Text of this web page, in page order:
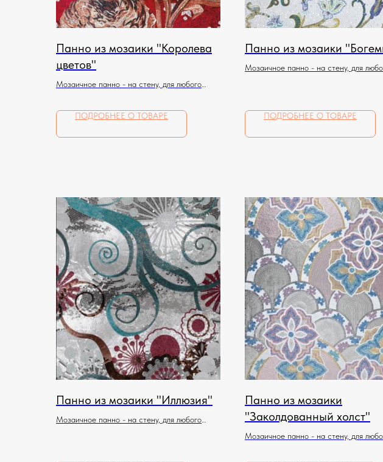
Панно из мозаики "Королева
цветов"
Мозаичное панно - на стену, для любого
ПОДРОБНЕЕ О ТОВАРЕ
Панно из мозаики
Мозаичное панно - на стену, для
ПОДРОБНЕЕ О ТОВАРЕ
Панно из мозаики "Иллюзия"
Мозаичное панно - на стену, для любого
Панно из мозаики
"Заколдованный холст"
Мозаичное панно - на стену, для